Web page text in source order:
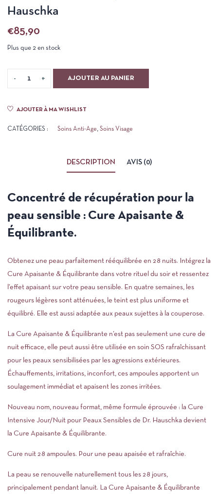
Hauschka
€85,90
Plus que 2 en stock
AJOUTER AU PANIER
AJOUTER À MA WISHLIST
CATÉGORIES : Soins Anti-Age, Soins Visage
DESCRIPTION AVIS (0)
Concentré de récupération pour la
peau sensible : Cure Apaisante &
Équilibrante.
Obtenez une peau parfaitement rééquilibrée en 28 nuits. Intégrez la
Cure Apaisante & Équilibrante dans votre rituel du soir et ressentez
l’effet apaisant sur votre peau sensible. En quatre semaines, les
rougeurs légères sont atténuées, le teint est plus uniforme et
équilibré. Elle est aussi adaptée aux peaux sujettes à la couperose.
La Cure Apaisante & Équilibrante n’est pas seulement une cure de
nuit efficace, elle peut aussi être utilisée en soin SOS rafraîchissant
pour les peaux sensibilisées par les agressions extérieures.
Échauffements, irritations, inconfort, ces ampoules apportent un
soulagement immédiat et apaisent les zones irritées.
Nouveau nom, nouveau format, même formule éprouvée : la Cure
Intensive Jour/Nuit pour Peaux Sensibles de Dr. Hauschka devient
la Cure Apaisante & Équilibrante.
Cure nuit 28 ampoules. Pour une peau apaisée et rafraîchie.
La peau se renouvelle naturellement tous les 28 jours,
principalement pendant lanuit. La Cure Apaisante & Équilibrante